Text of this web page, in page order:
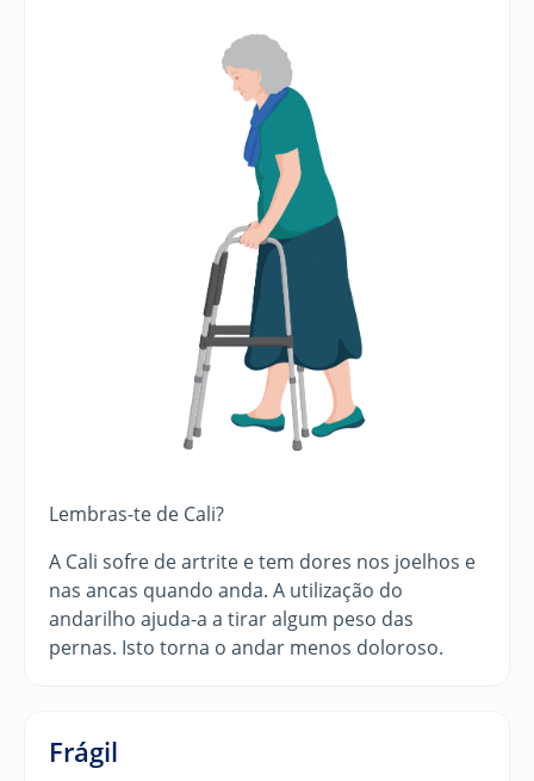
Lembras-te de Cali?
A Cali sofre de artrite e tem dores nos joelhos e
nas ancas quando anda. A utilização do
andarilho ajuda-a a tirar algum peso das
pernas. Isto torna o andar menos doloroso.
Frágil